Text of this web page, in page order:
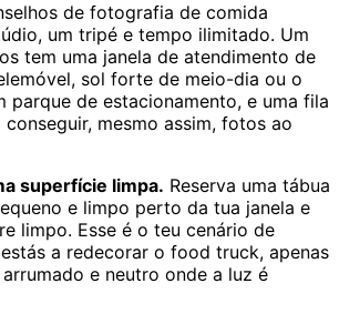
de fotografia de comida
um tripé e tempo ilimitado. Um
tem uma janela de atendimento de
sol forte de meio-dia ou o
parque de estacionamento, e uma fila
mesmo assim, fotos ao
superfície limpa. Reserva uma tábua
e limpo perto da tua janela e
limpo. Esse é o teu cenário de
a redecorar o food truck, apenas
e neutro onde a luz é